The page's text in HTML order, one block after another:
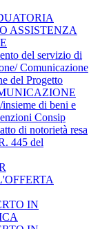
ASSISTENZA
del servizio di
Comunicazione
del Progetto
di beni e
Consip
di notorietà resa
445 del
IN